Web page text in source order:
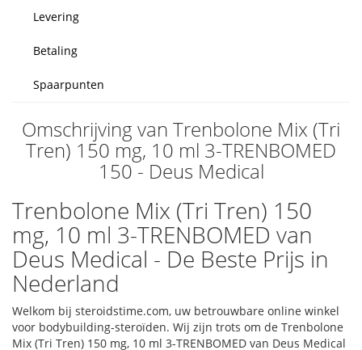
Levering
Betaling
Spaarpunten
Omschrijving van Trenbolone Mix (Tri
Tren) 150 mg, 10 ml 3-TRENBOMED
150 - Deus Medical
Trenbolone Mix (Tri Tren) 150
mg, 10 ml 3-TRENBOMED van
Deus Medical - De Beste Prijs in
Nederland
Welkom bij steroidstime.com, uw betrouwbare online winkel
voor bodybuilding-steroïden. Wij zijn trots om de Trenbolone
Mix (Tri Tren) 150 mg, 10 ml 3-TRENBOMED van Deus Medical